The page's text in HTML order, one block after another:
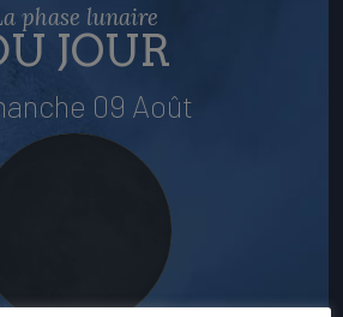
phase lunaire
JOUR
09 Août